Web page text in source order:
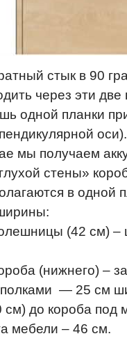
стык в 90
через эти
одной планки
оси).
мы получаем
стены»
в одной
(42 см) –
(нижнего) –
полками — 25 см
до короба под
мебели – 46 см.